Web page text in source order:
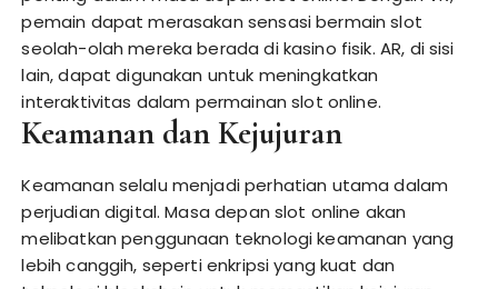
pemain dapat merasakan sensasi bermain slot
seolah-olah mereka berada di kasino fisik. AR, di sisi
lain, dapat digunakan untuk meningkatkan
interaktivitas dalam permainan slot online.
Keamanan dan Kejujuran
Keamanan selalu menjadi perhatian utama dalam
perjudian digital. Masa depan slot online akan
melibatkan penggunaan teknologi keamanan yang
lebih canggih, seperti enkripsi yang kuat dan